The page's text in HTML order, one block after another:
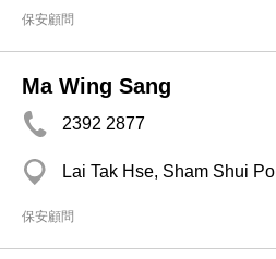
保安顧問
Ma Wing Sang
2392 2877
Lai Tak Hse, Sham Shui Po
保安顧問